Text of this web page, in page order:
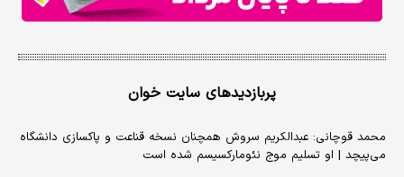
پربازدیدهای سایت خوان
محمد قوچانی: عبدالکریم سروش همچنان نسخه قناعت و پاکسازی دانشگاه
می‌پیچد | او تسلیم موج نئومارکسیسم شده است